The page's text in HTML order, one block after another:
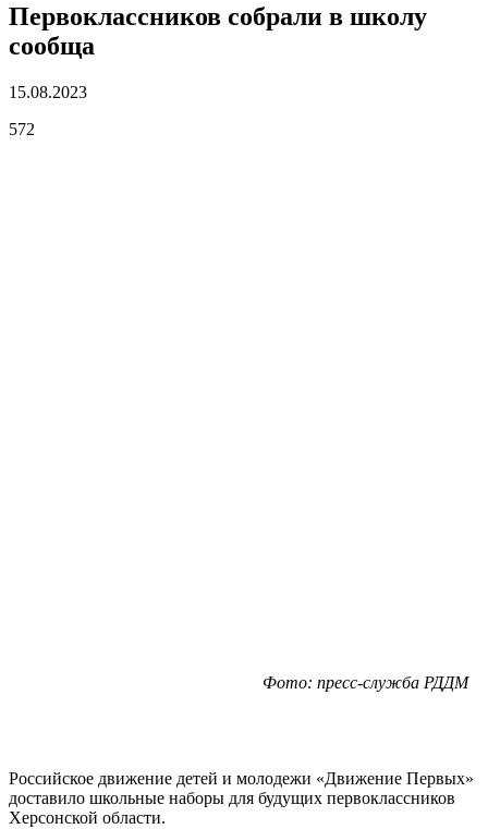
Первоклассников собрали в школу
сообща
15.08.2023
572
Фото: пресс-служба РДДМ
Российское движение детей и молодежи «Движение Первых»
доставило школьные наборы для будущих первоклассников
Херсонской области.